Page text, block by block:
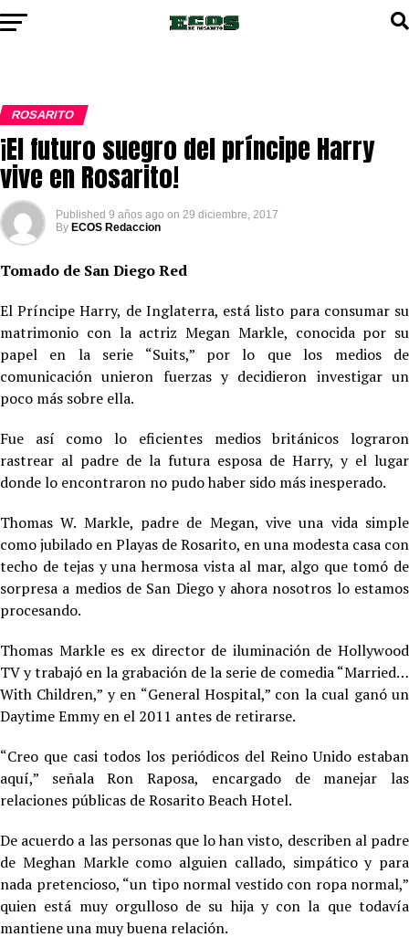
ROSARITO
¡El futuro suegro del príncipe Harry
vive en Rosarito!
Published 9 años ago on 29 diciembre, 2017
By ECOS Redaccion
Tomado de San Diego Red
El Príncipe Harry, de Inglaterra, está listo para consumar su
matrimonio con la actriz Megan Markle, conocida por su
papel en la serie “Suits,” por lo que los medios de
comunicación unieron fuerzas y decidieron investigar un
poco más sobre ella.
Fue así como lo eficientes medios británicos lograron
rastrear al padre de la futura esposa de Harry, y el lugar
donde lo encontraron no pudo haber sido más inesperado.
Thomas W. Markle, padre de Megan, vive una vida simple
como jubilado en Playas de Rosarito, en una modesta casa con
techo de tejas y una hermosa vista al mar, algo que tomó de
sorpresa a medios de San Diego y ahora nosotros lo estamos
procesando.
Thomas Markle es ex director de iluminación de Hollywood
TV y trabajó en la grabación de la serie de comedia “Married…
With Children,” y en “General Hospital,” con la cual ganó un
Daytime Emmy en el 2011 antes de retirarse.
“Creo que casi todos los periódicos del Reino Unido estaban
aquí,” señala Ron Raposa, encargado de manejar las
relaciones públicas de Rosarito Beach Hotel.
De acuerdo a las personas que lo han visto, describen al padre
de Meghan Markle como alguien callado, simpático y para
nada pretencioso, “un tipo normal vestido con ropa normal,”
quien está muy orgulloso de su hija y con la que todavía
mantiene una muy buena relación.